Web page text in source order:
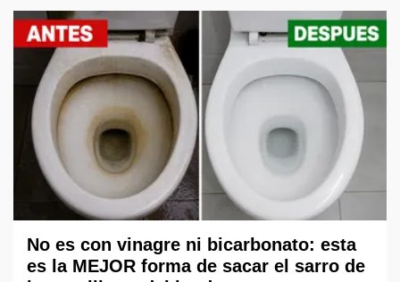
No es con vinagre ni bicarbonato: esta
es la MEJOR forma de sacar el sarro de